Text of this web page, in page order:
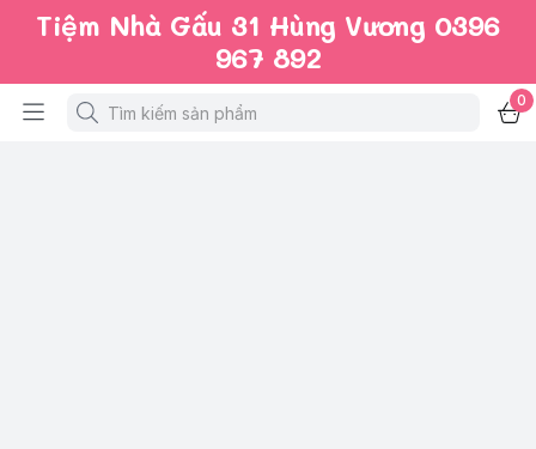
Tiệm Nhà Gấu 31 Hùng Vương 0396
967 892
0